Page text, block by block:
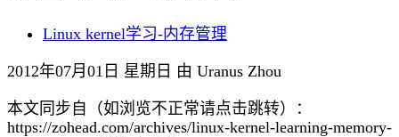
Linux kernel学习-内存管理
2012年07月01日 星期日 由 Uranus Zhou
本文同步自（如浏览不正常请点击跳转）：
https://zohead.com/archives/linux-kernel-learning-memory-